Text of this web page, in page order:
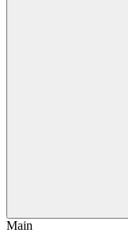
Main